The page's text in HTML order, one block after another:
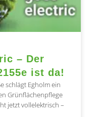
– Der
ist da!
schlägt Egholm ein
Grünflächenpflege
jetzt vollelektrisch –